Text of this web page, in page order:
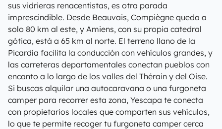
sus vidrieras renacentistas, es otra parada
imprescindible. Desde Beauvais, Compiègne queda a
solo 80 km al este, y Amiens, con su propia catedral
gótica, está a 65 km al norte. El terreno llano de la
Picardía facilita la conducción con vehículos grandes, y
las carreteras departamentales conectan pueblos con
encanto a lo largo de los valles del Thérain y del Oise.
Si buscas alquilar una autocaravana o una furgoneta
camper para recorrer esta zona, Yescapa te conecta
con propietarios locales que comparten sus vehículos,
lo que te permite recoger tu furgoneta camper cerca